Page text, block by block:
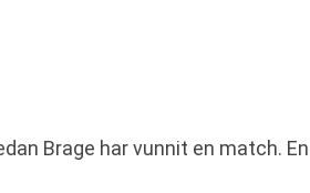
Brage har vunnit en match.